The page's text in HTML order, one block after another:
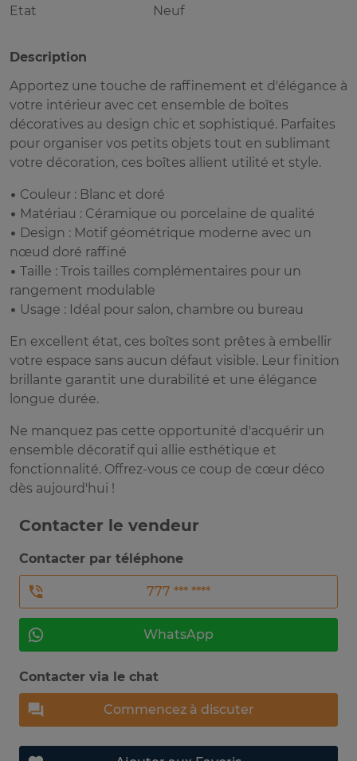
Etat
Neuf
Description
Apportez une touche de raffinement et d'élégance à
votre intérieur avec cet ensemble de boîtes
décoratives au design chic et sophistiqué. Parfaites
pour organiser vos petits objets tout en sublimant
votre décoration, ces boîtes allient utilité et style.
• Couleur : Blanc et doré
• Matériau : Céramique ou porcelaine de qualité
• Design : Motif géométrique moderne avec un
nœud doré raffiné
• Taille : Trois tailles complémentaires pour un
rangement modulable
• Usage : Idéal pour salon, chambre ou bureau
En excellent état, ces boîtes sont prêtes à embellir
votre espace sans aucun défaut visible. Leur finition
brillante garantit une durabilité et une élégance
longue durée.
Ne manquez pas cette opportunité d'acquérir un
ensemble décoratif qui allie esthétique et
fonctionnalité. Offrez-vous ce coup de cœur déco
dès aujourd'hui !
Contacter le vendeur
Contacter par téléphone
777 *** ****
WhatsApp
Contacter via le chat
Commencez à discuter